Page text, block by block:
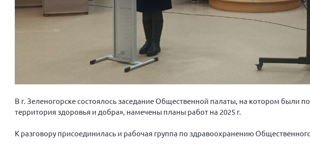
В г. Зеленогорске состоялось заседание Общественной палаты, на котором были
территория здоровья и добра», намечены планы работ на 2025 г.
К разговору присоединилась и рабочая группа по здравоохранению